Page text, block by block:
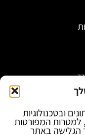
ובטכנולוגיות
למטרות המפורטות
הגלישה באתר
ומודדים